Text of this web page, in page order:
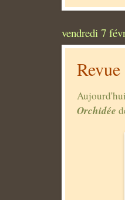
vendredi 7
Orchidée